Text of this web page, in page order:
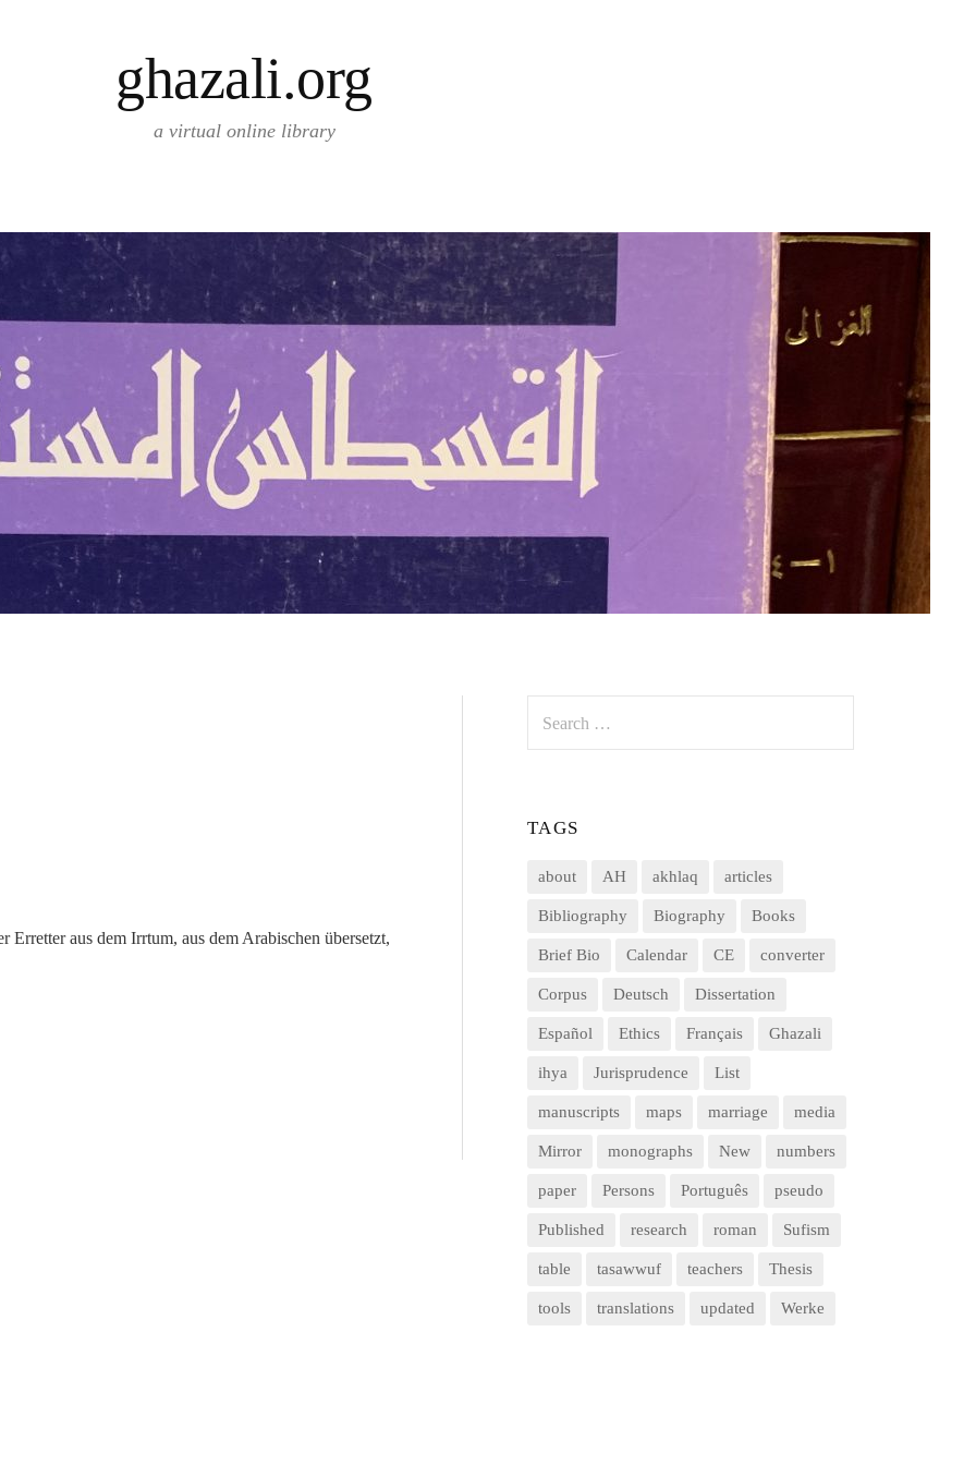
ghazali.org
a virtual online library
aus dem Irrtum, aus dem Arabischen übersetzt,
for:
TAGS
about AH akhlaq articles
Bibliography Biography Books
Brief Bio Calendar CE converter
Corpus Deutsch Dissertation
Español Ethics Français Ghazali
ihya Jurisprudence List
manuscripts maps marriage media
Mirror monographs New numbers
paper Persons Português pseudo
Published research roman Sufism
table tasawwuf teachers Thesis
tools translations updated Werke